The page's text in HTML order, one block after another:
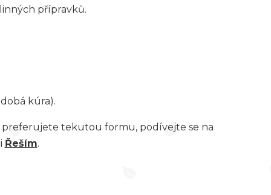
přípravků.
kúra).
preferujete tekutou formu, podívejte se na
Řeším.